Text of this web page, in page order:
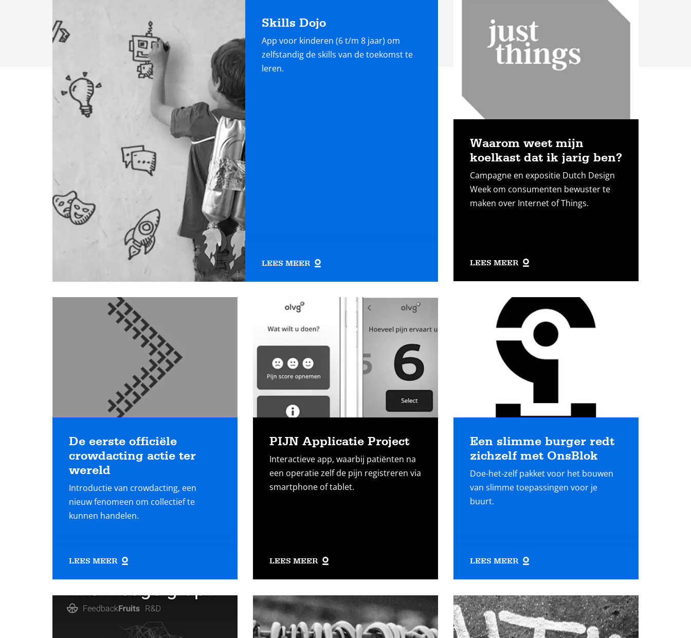
Skills Dojo
App voor kinderen (6 t/m 8 jaar) om
zelfstandig de skills van de toekomst te
leren.
LEES MEER
meer
Waarom weet mijn
koelkast dat ik jarig ben?
Campagne en expositie Dutch Design
Week om consumenten bewuster te
maken over Internet of Things.
LEES MEER
De eerste officiële
crowdacting actie ter
wereld
Introductie van crowdacting, een
nieuw fenomeen om collectief te
kunnen handelen.
LEES MEER
PIJN Applicatie Project
Interactieve app, waarbij patiënten na
een operatie zelf de pijn registreren via
smartphone of tablet.
LEES MEER
Een slimme burger redt
zichzelf met OnsBlok
Doe-het-zelf pakket voor het bouwen
van slimme toepassingen voor je
buurt.
LEES MEER
Lees
Lees
meer
Lees
meer